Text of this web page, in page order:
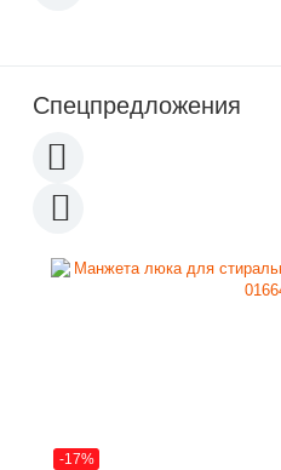
Спецпредложения
-17%